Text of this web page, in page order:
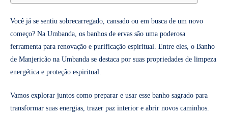
Você já se sentiu sobrecarregado, cansado ou em busca de um novo
começo? Na Umbanda, os banhos de ervas são uma poderosa
ferramenta para renovação e purificação espiritual. Entre eles, o Banho
de Manjericão na Umbanda se destaca por suas propriedades de limpeza
energética e proteção espiritual.
Vamos explorar juntos como preparar e usar esse banho sagrado para
transformar suas energias, trazer paz interior e abrir novos caminhos.